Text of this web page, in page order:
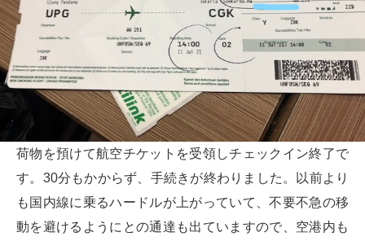
荷物を預けて航空チケットを受領しチェックイン終了で
す。30分もかからず、手続きが終わりました。以前より
も国内線に乗るハードルが上がっていて、不要不急の移
動を避けるようにとの通達も出ていますので、空港内も